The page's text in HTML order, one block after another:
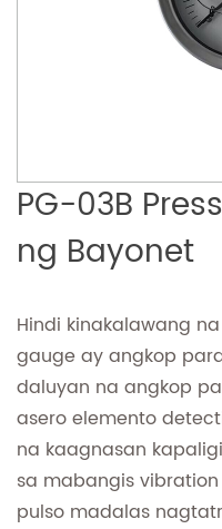
PG-03B
ng Bayonet
Hindi kinakalawang
gauge ay angkop
daluyan na angkop
asero elemento
na kaagnasan
sa mabangis
pulso madalas